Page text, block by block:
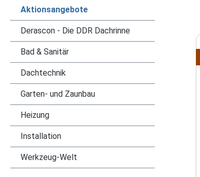
Aktionsangebote
Derascon - Die DDR Dachrinne
Bad & Sanitär
Dachtechnik
Garten- und Zaunbau
Heizung
Installation
Werkzeug-Welt